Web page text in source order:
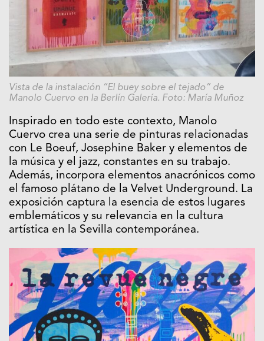
Vista de la instalación “El buey sobre el tejado” de
Manolo Cuervo en la Berlín Galería. Foto: María Muñoz
Inspirado en todo este contexto, Manolo
Cuervo crea una serie de pinturas relacionadas
con Le Boeuf, Josephine Baker y elementos de
la música y el jazz, constantes en su trabajo.
Además, incorpora elementos anacrónicos como
el famoso plátano de la Velvet Underground. La
exposición captura la esencia de estos lugares
emblemáticos y su relevancia en la cultura
artística en la Sevilla contemporánea.